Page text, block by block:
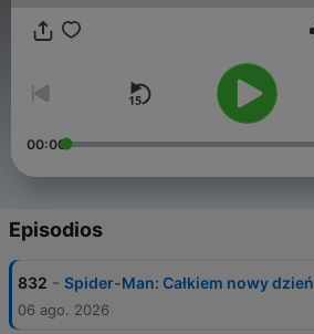
00:00
Episodios
832 - Spider-Man: Całkiem nowy dzień
06 ago. 2026